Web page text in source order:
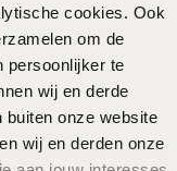
cookies. Ook
om de
persoonlijker te
wij en derde
buiten onze website
wij en derden onze